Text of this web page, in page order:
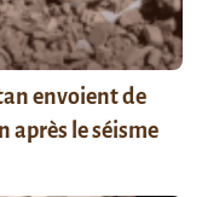
envoient de
après le séisme